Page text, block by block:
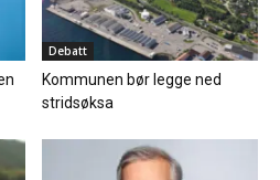
Debatt
Kommunen bør legge ned
stridsøksa